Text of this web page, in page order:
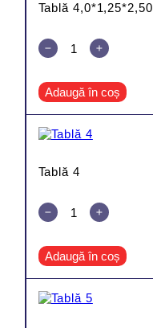
Tablă 4,0*1,25*2,50
Adaugă în coș
Tablă 4
Adaugă în coș